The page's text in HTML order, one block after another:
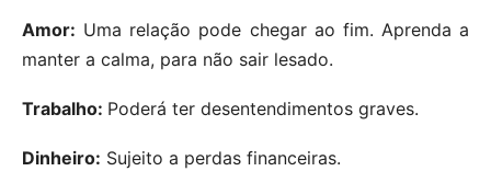
Amor: Uma relação pode chegar ao fim. Aprenda a
manter a calma, para não sair lesado.
Trabalho: Poderá ter desentendimentos graves.
Dinheiro: Sujeito a perdas financeiras.